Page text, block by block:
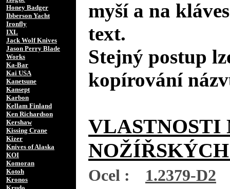
Honey Badger
Ibberson Yacht
Ironfly
IXL
Jack Wolf Knives
Jason Perry Blade
Works
Ka-Bar
Kai USA
Kanetsune
Kansept
Karbon
Kellam Finland
Ken Richardson
Kershaw
Kissing Crane
Kizer
Knives of Alaska
KOI
Komoran
Kotoh
Kronos
myší a na
text.
Stejný postup
kopírování
VLASTNOSTI
Ocel :
1.2379-D2